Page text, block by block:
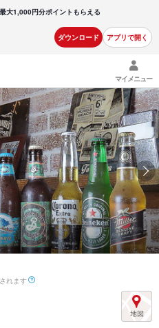
大1,000円分ポイントもらえる
ダウンロード アプリで開く
マイメニュー
れます